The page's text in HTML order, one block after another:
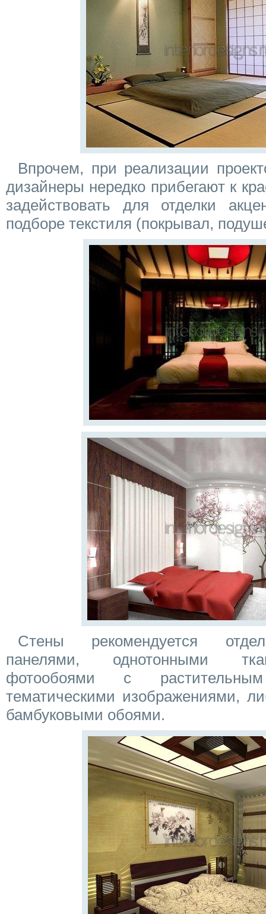
Впрочем, при реализации
дизайнеры нередко прибегают к
задействовать для отделки
подборе текстиля (покрывал,
Стены рекомендуется
панелями, однотонными
фотообоями с
тематическими изображениями,
бамбуковыми обоями.